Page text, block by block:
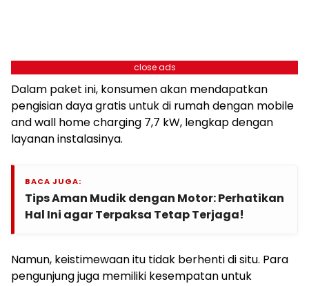
close ads
Dalam paket ini, konsumen akan mendapatkan
pengisian daya gratis untuk di rumah dengan mobile
and wall home charging 7,7 kW, lengkap dengan
layanan instalasinya.
BACA JUGA:
Tips Aman Mudik dengan Motor: Perhatikan
Hal Ini agar Terpaksa Tetap Terjaga!
Namun, keistimewaan itu tidak berhenti di situ. Para
pengunjung juga memiliki kesempatan untuk